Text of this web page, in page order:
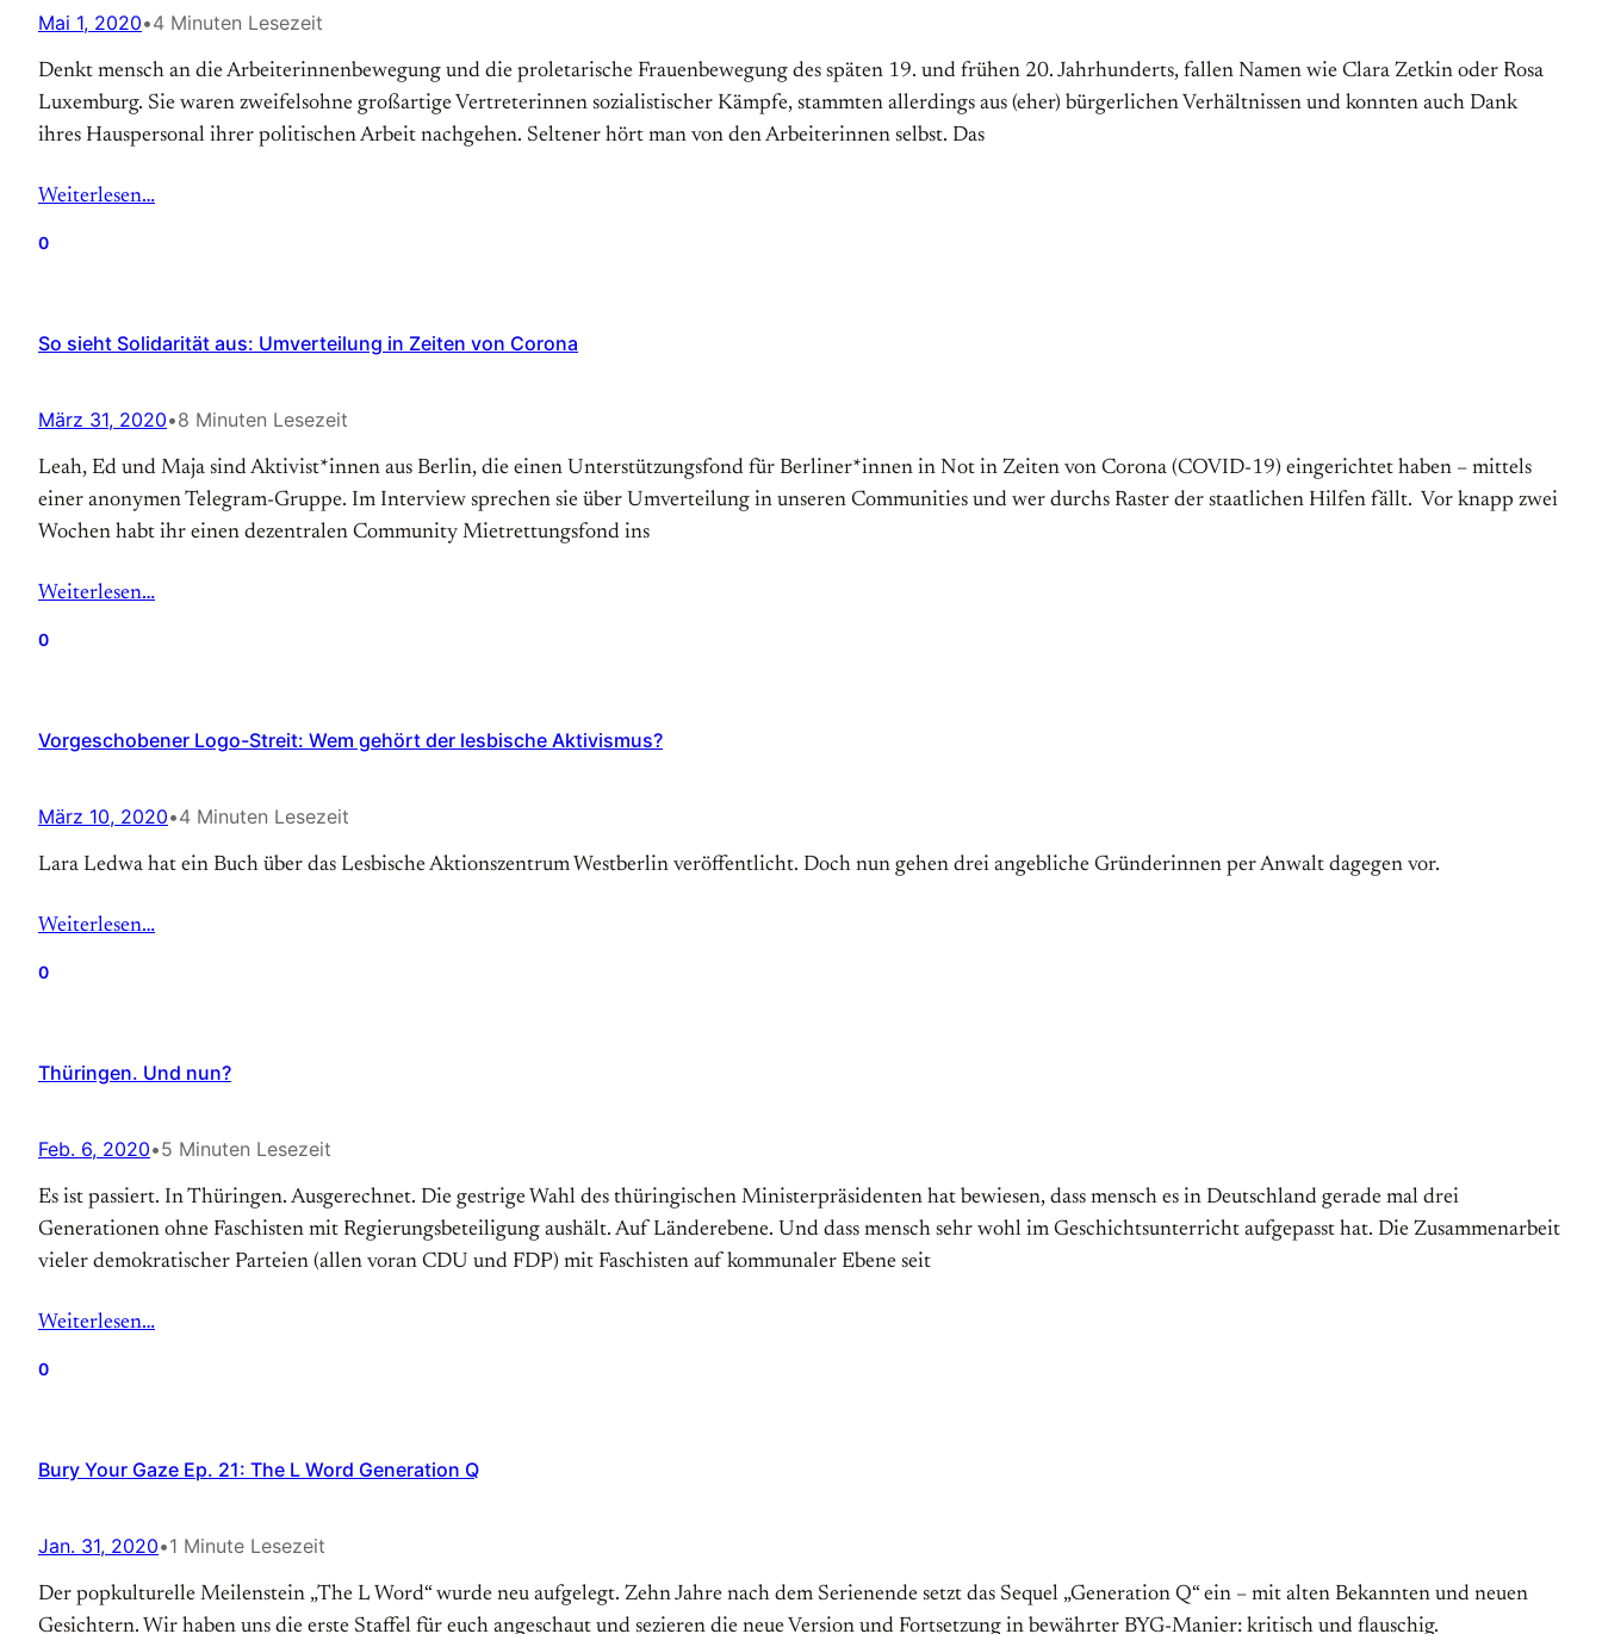
Mai 1, 2020•4 Minuten Lesezeit
Denkt mensch an die Arbeiterinnenbewegung und die proletarische Frauenbewegung des späten 19. und frühen 20. Jahrhunderts, fallen Namen wie Clara Zetkin oder Rosa
Luxemburg. Sie waren zweifelsohne großartige Vertreterinnen sozialistischer Kämpfe, stammten allerdings aus (eher) bürgerlichen Verhältnissen und konnten auch Dank
ihres Hauspersonal ihrer politischen Arbeit nachgehen. Seltener hört man von den Arbeiterinnen selbst. Das
Weiterlesen…
0
So sieht Solidarität aus: Umverteilung in Zeiten von Corona
März 31, 2020•8 Minuten Lesezeit
Leah, Ed und Maja sind Aktivist*innen aus Berlin, die einen Unterstützungsfond für Berliner*innen in Not in Zeiten von Corona (COVID-19) eingerichtet haben – mittels
einer anonymen Telegram-Gruppe. Im Interview sprechen sie über Umverteilung in unseren Communities und wer durchs Raster der staatlichen Hilfen fällt. Vor knapp zwei
Wochen habt ihr einen dezentralen Community Mietrettungsfond ins
Weiterlesen…
0
Vorgeschobener Logo-Streit: Wem gehört der lesbische Aktivismus?
März 10, 2020•4 Minuten Lesezeit
Lara Ledwa hat ein Buch über das Lesbische Aktionszentrum Westberlin veröffentlicht. Doch nun gehen drei angebliche Gründerinnen per Anwalt dagegen vor.
Weiterlesen…
0
Thüringen. Und nun?
Feb. 6, 2020•5 Minuten Lesezeit
Es ist passiert. In Thüringen. Ausgerechnet. Die gestrige Wahl des thüringischen Ministerpräsidenten hat bewiesen, dass mensch es in Deutschland gerade mal drei
Generationen ohne Faschisten mit Regierungsbeteiligung aushält. Auf Länderebene. Und dass mensch sehr wohl im Geschichtsunterricht aufgepasst hat. Die Zusammenarbeit
vieler demokratischer Parteien (allen voran CDU und FDP) mit Faschisten auf kommunaler Ebene seit
Weiterlesen…
0
Bury Your Gaze Ep. 21: The L Word Generation Q
Jan. 31, 2020•1 Minute Lesezeit
Der popkulturelle Meilenstein „The L Word“ wurde neu aufgelegt. Zehn Jahre nach dem Serienende setzt das Sequel „Generation Q“ ein – mit alten Bekannten und neuen
Gesichtern. Wir haben uns die erste Staffel für euch angeschaut und sezieren die neue Version und Fortsetzung in bewährter BYG-Manier: kritisch und flauschig.